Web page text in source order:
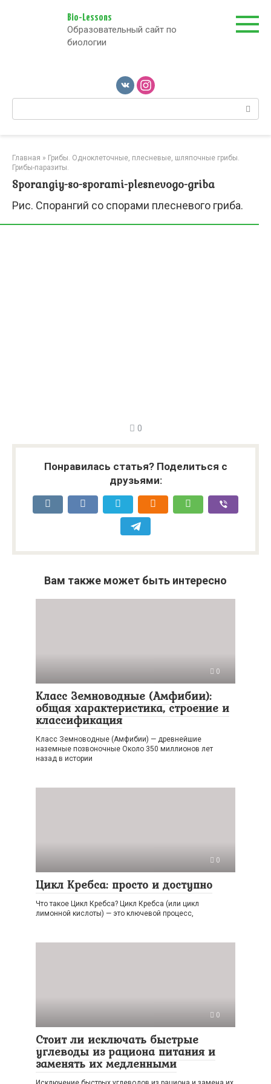
Bio-Lessons
Образовательный сайт по
биологии
Поиск:
Главная » Грибы. Одноклеточные, плесневые, шляпочные грибы.
Грибы-паразиты.
Sporangiy-so-sporami-plesnevogo-griba
Рис. Спорангий со спорами плесневого гриба.
0
Понравилась статья? Поделиться с
друзьями:
Вам также может быть интересно
0
Класс Земноводные (Амфибии):
общая характеристика, строение и
классификация
Класс Земноводные (Амфибии) — древнейшие
наземные позвоночные Около 350 миллионов лет
назад в истории
0
Цикл Кребса: просто и доступно
Что такое Цикл Кребса? Цикл Кребса (или цикл
лимонной кислоты) — это ключевой процесс,
0
Стоит ли исключать быстрые
углеводы из рациона питания и
заменять их медленными